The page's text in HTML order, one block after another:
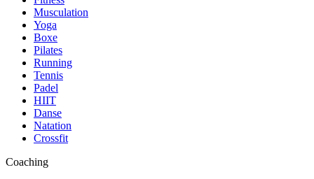
Musculation
Yoga
Boxe
Pilates
Running
Tennis
Padel
HIIT
Danse
Natation
Crossfit
Coaching